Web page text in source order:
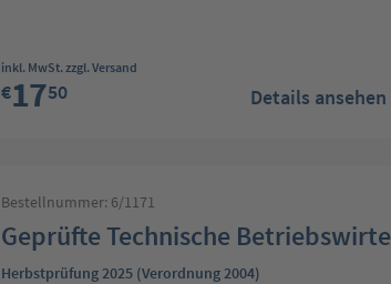
Regulärer Preis:
inkl. MwSt. zzgl. Versand
€1750 Details ansehen
Bestellnummer: 6/1171
Geprüfte Technische Betriebswirte
Herbstprüfung 2025 (Verordnung 2004)